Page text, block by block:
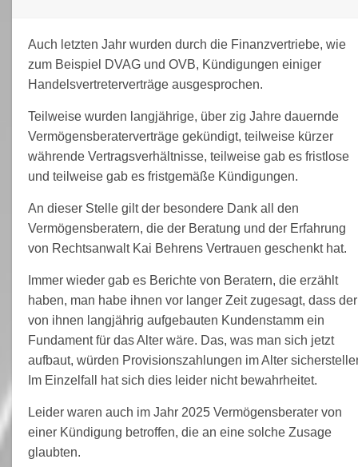
Auch letzten Jahr wurden durch die Finanzvertriebe, wie
zum Beispiel DVAG und OVB, Kündigungen einiger
Handelsvertreterverträge ausgesprochen.
Teilweise wurden langjährige, über zig Jahre dauernde
Vermögensberaterverträge gekündigt, teilweise kürzer
währende Vertragsverhältnisse, teilweise gab es fristlose
und teilweise gab es fristgemäße Kündigungen.
An dieser Stelle gilt der besondere Dank all den
Vermögensberatern, die der Beratung und der Erfahrung
von Rechtsanwalt Kai Behrens Vertrauen geschenkt hat.
Immer wieder gab es Berichte von Beratern, die erzählt
haben, man habe ihnen vor langer Zeit zugesagt, dass der
von ihnen langjährig aufgebauten Kundenstamm ein
Fundament für das Alter wäre. Das, was man sich jetzt
aufbaut, würden Provisionszahlungen im Alter
Im Einzelfall hat sich dies leider nicht bewahrheitet.
Leider waren auch im Jahr 2025 Vermögensberater von
einer Kündigung betroffen, die an eine solche Zusage
glaubten.